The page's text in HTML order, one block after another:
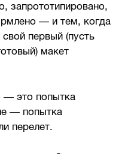
запрототипировано,
— и тем, когда
первый (пусть
макет
— это попытка
— попытка
перелет.